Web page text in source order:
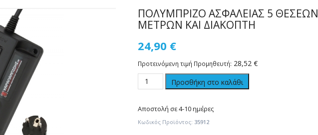
ΠΟΛΥΜΠΡΙΖΟ ΑΣΦΑΛΕΙΑΣ 5
ΜΕΤΡΩΝ ΚΑΙ ΔΙΑΚΟΠΤΗ
24,90 €
Προτεινόμενη τιμή Προμηθευτή: 28,52 €
Προσθήκη στο καλάθι
Αποστολή σε 4-10 ημέρες
Κωδικός Προϊόντος: 35912